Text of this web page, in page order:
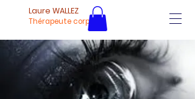
Thérapeute corporel
Laure WALLEZ